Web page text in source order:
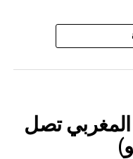
المغربي تصل